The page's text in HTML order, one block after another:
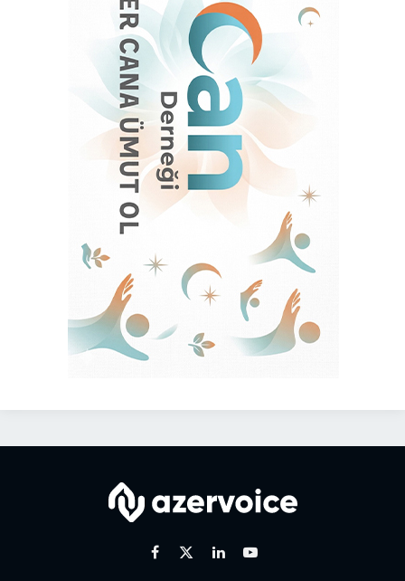
Facebook
X
LinkedinYoutube